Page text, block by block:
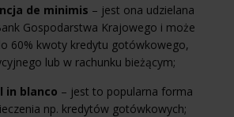
de minimis – jest ona udzielana
Gospodarstwa Krajowego i może
60% kwoty kredytu gotówkowego,
lub w rachunku bieżącym;
in blanco – jest to popularna forma
np. kredytów gotówkowych;